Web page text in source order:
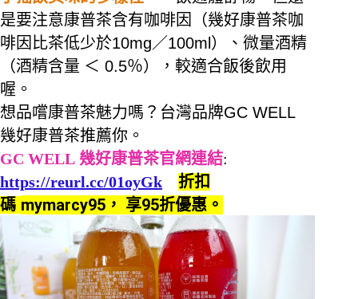
是要注意康普茶含有咖啡因（幾好康普茶咖
啡因比茶低少於10mg／100ml ）、微量酒精
（酒精含量 ＜ 0.5％），較適合飯後飲用
喔。
想品嚐康普茶魅力嗎？台灣品牌GC WELL
幾好康普茶推薦你。
GC WELL 幾好康普茶官網連結:
https://reurl.cc/01oyGk
折扣
碼 mymarcy95， 享95折優惠。